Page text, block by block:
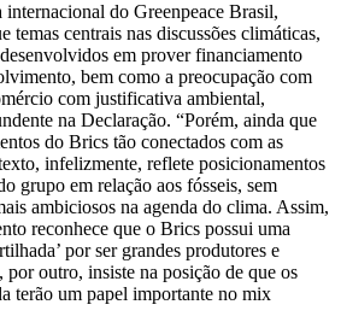
do Greenpeace Brasil,
temas centrais nas discussões climáticas,
em prover financiamento
bem como a preocupação com
com justificativa ambiental,
na Declaração. “Porém, ainda que
do Brics tão conectados com as
infelizmente, reflete posicionamentos
grupo em relação aos fósseis, sem
ambiciosos na agenda do clima. Assim,
reconhece que o Brics possui uma
por ser grandes produtores e
por outro, insiste na posição de que os
terão um papel importante no mix